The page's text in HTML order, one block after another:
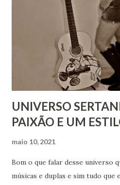
UNIVERSO
PAIXÃO E UM
maio 10, 2021
Bom o que falar desse universo
músicas e duplas e sim tudo que